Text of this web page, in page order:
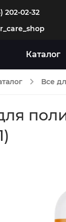
202-02-32
Каталог
Все